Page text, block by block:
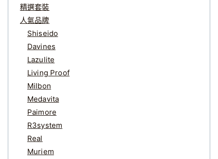
精選套裝
人氣品牌
Shiseido
Davines
Lazulite
Living Proof
Milbon
Medavita
Paimore
R3system
Real
Muriem